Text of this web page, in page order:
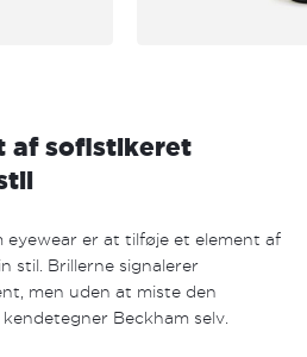
af sofistikeret
er at tilføje et element af
stil. Brillerne signalerer
men uden at miste den
Beckham selv.